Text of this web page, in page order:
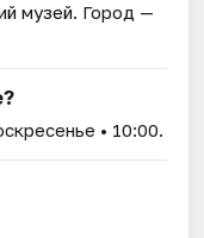
музей. Город —
• 10:00.